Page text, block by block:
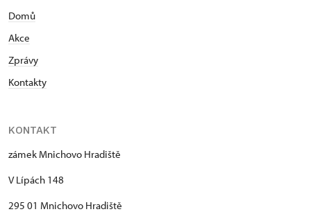
Domů
Akce
Zprávy
Kontakty
KONTAKT
zámek Mnichovo Hradiště
V Lípách 148
295 01 Mnichovo Hradiště